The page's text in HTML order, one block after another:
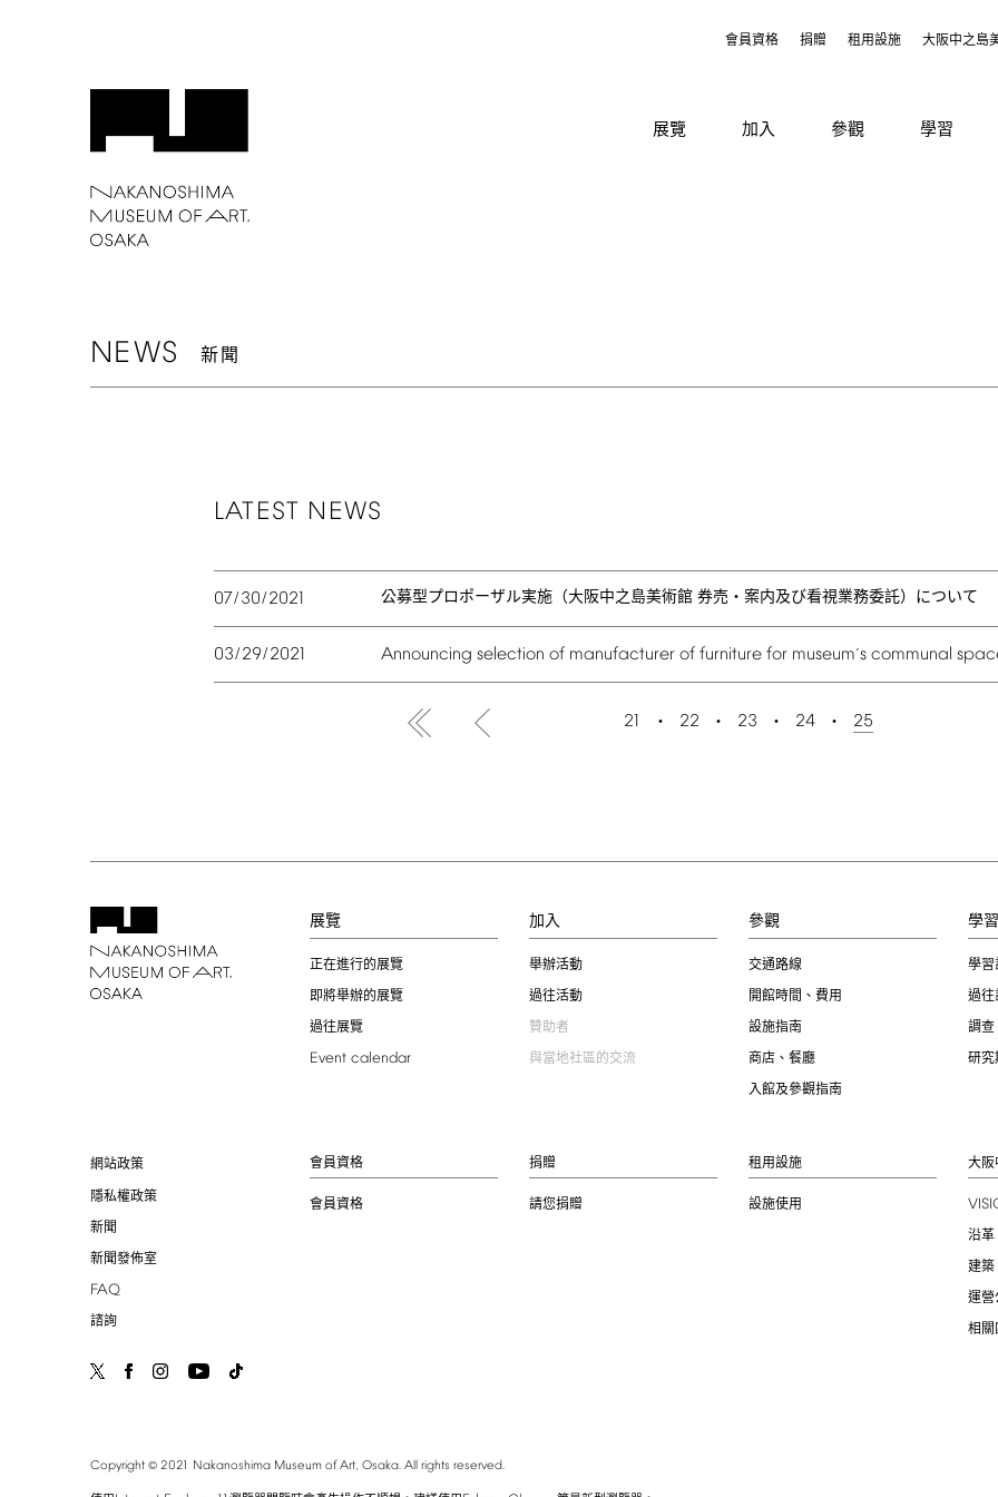
會員資格 捐贈 租用設施 大阪中之島
展覽 加入 參觀 學習
NEWS 新聞
LATEST NEWS
07/30/2021 公募型プロポーザル実施（大阪中之島美術館 券売・案内及び看視業務委託）について
03/29/2021 Announcing selection of manufacturer of furniture for museum’s communal
21 22 23 24 25
展覽
正在進行的展覽
即將舉辦的展覽
過往展覽
Event calendar
加入
舉辦活動
過往活動
贊助者
與當地社區的交流
參觀
交通路線
開館時間、費用
設施指南
商店、餐廳
入館及參觀指南
學習
學習
過往
調查
研究
網站政策
隱私權政策
新聞
新聞發佈室
FAQ
諮詢
會員資格
會員資格
捐贈
請您捐贈
租用設施
設施使用
大阪
沿革
建築
運營
相關
Copyright© 2021 Nakanoshima Museum of Art, Osaka. All rights reserved.